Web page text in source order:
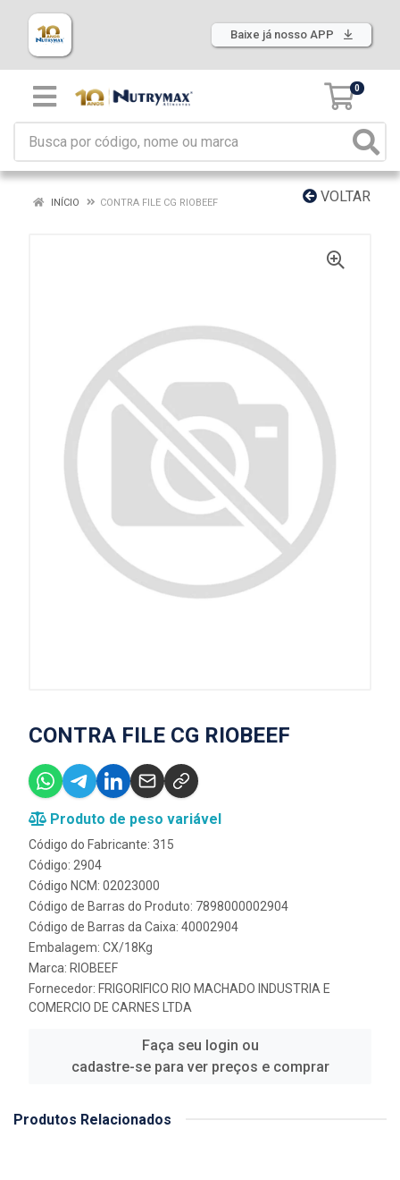
Baixe já nosso APP
0
VOLTAR
INÍCIO CONTRA FILE CG RIOBEEF
CONTRA FILE CG RIOBEEF
Produto de peso variável
Código do Fabricante: 315
Código: 2904
Código NCM: 02023000
Código de Barras do Produto: 7898000002904
Código de Barras da Caixa: 40002904
Embalagem: CX/18Kg
Marca: RIOBEEF
Fornecedor: FRIGORIFICO RIO MACHADO INDUSTRIA E
COMERCIO DE CARNES LTDA
Faça seu login ou
cadastre-se para ver preços e comprar
Produtos Relacionados